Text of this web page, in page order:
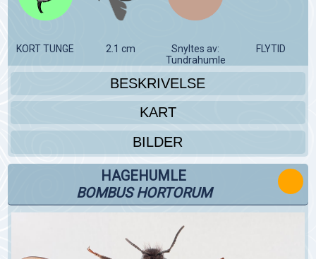
KORT TUNGE 2.1 cm
Snyltes av:
Tundrahumle
FLYTID
BESKRIVELSE
KART
BILDER
HAGEHUMLE
BOMBUS HORTORUM